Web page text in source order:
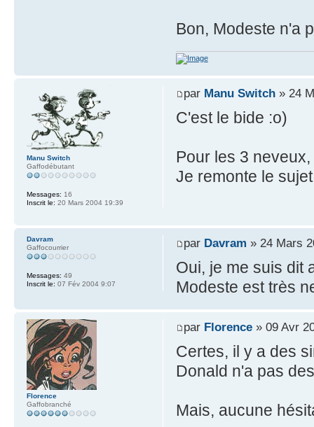
Bon, Modeste n'a
par Manu Switch» 24
C'est le bide :o)
Pour les 3
Je remonte le
Manu Switch
Gaffodébutant
Messages: 16
Inscrit le: 20 Mars 2004 19:39
par Davram » 24 Mars
Oui, je me suis dit
Modeste est très
Davram
Gaffocourrier
Messages: 49
Inscrit le: 07 Fév 2004 9:07
par Florence» 09 Avr
Certes, il y a des
Donald n'a pas
Mais, aucune
Florence
Gaffobranché